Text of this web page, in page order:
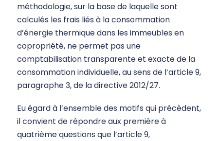
méthodologie, sur la base de laquelle sont
calculés les frais liés à la consommation
d’énergie thermique dans les immeubles en
copropriété, ne permet pas une
comptabilisation transparente et exacte de la
consommation individuelle, au sens de l’article 9,
paragraphe 3, de la directive 2012/27.
Eu égard à l’ensemble des motifs qui précèdent,
il convient de répondre aux première à
quatrième questions que l’article 9,